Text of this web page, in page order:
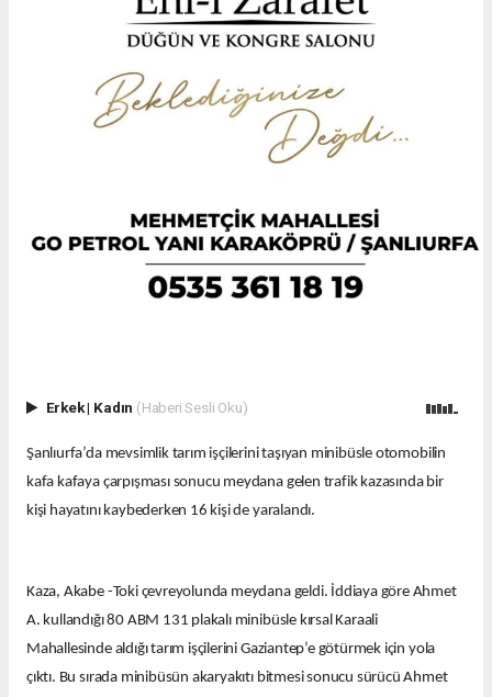
Erkek| Kadın (Haberi Sesli Oku)
Şanlıurfa’da mevsimlik tarım işçilerini taşıyan minibüsle otomobilin
kafa kafaya çarpışması sonucu meydana gelen trafik kazasında bir
kişi hayatını kaybederken 16 kişi de yaralandı.
Kaza, Akabe -Toki çevreyolunda meydana geldi. İddiaya göre Ahmet
A. kullandığı 80 ABM 131 plakalı minibüsle kırsal Karaali
Mahallesinde aldığı tarım işçilerini Gaziantep’e götürmek için yola
çıktı. Bu sırada minibüsün akaryakıtı bitmesi sonucu sürücü Ahmet